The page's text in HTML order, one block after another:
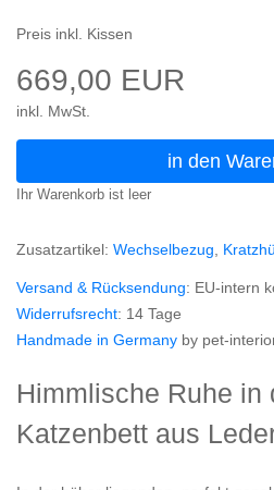
Preis inkl. Kissen
669,00 EUR
inkl. MwSt.
in den
Ihr Warenkorb ist leer
Zusatzartikel: Wechselbezug
Versand & Rücksendung: EU-intern
Widerrufsrecht: 14 Tage
Handmade in Germany by pet-
Himmlische Ruhe in
Katzenbett aus